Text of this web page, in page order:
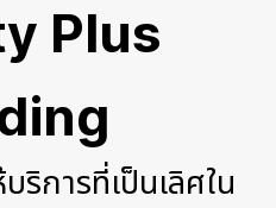
Plus
ริการที่เป็นเลิศใน